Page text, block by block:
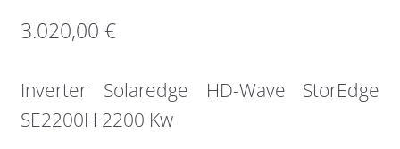
3.020,00 €
Inverter Solaredge HD-Wave StorEdge
SE2200H 2200 Kw